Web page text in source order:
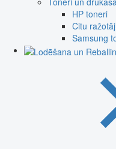
HP toneri
Citu
Samsung